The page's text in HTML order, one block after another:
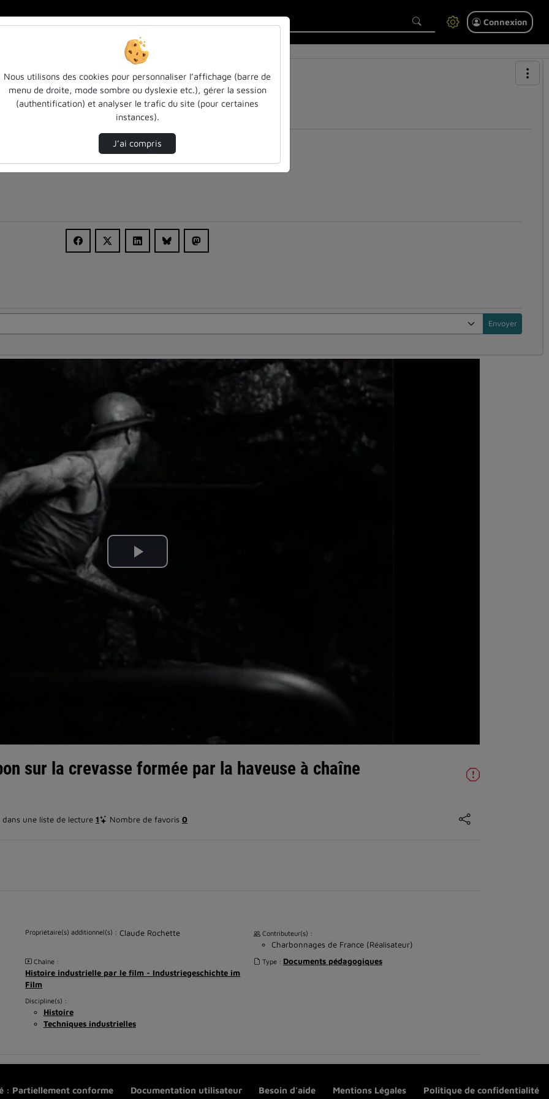
Connexion
Lire
la
sur la crevasse formée par la haveuse à chaîne
dans une liste de lecture 1 Nombre de favoris 0
Propriétaire(s) additionnel(s) : Claude Rochette Contributeur(s) :
Charbonnages de France (Réalisateur)
Chaîne :
Histoire industrielle par le film - Industriegeschichte im
Film
Type : Documents pédagogiques
Discipline(s) :
Histoire
Techniques industrielles
: Partiellement conforme Documentation utilisateur Besoin d'aide Mentions Légales Politique de confidentialité
Nous utilisons des cookies pour personnaliser l’affichage (barre de
menu de droite, mode sombre ou dyslexie etc.), gérer la session
(authentification) et analyser le trafic du site (pour certaines
instances).
J’ai compris